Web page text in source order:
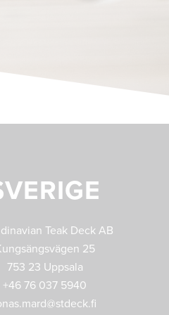
Teak Deck AB
25
753 23 Uppsala
+46 76 037 5940